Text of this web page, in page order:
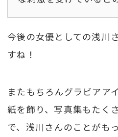
今後の女優としての浅川
すね！
またもちろんグラビアア
紙を飾り、写真集もたく
で、浅川さんのことがも